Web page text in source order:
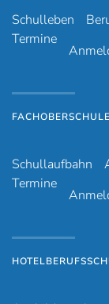
Schulleben
Termine
Schullaufbahn
Termine